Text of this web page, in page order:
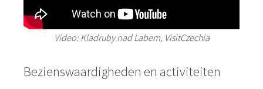
Video: Kladruby nad Labem, VisitCzechia
Bezienswaardigheden en activiteiten